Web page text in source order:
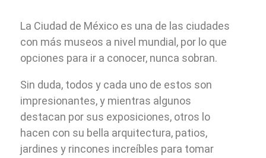
La Ciudad de México es una de las ciudades
con más museos a nivel mundial, por lo que
opciones para ir a conocer, nunca sobran.
Sin duda, todos y cada uno de estos son
impresionantes, y mientras algunos
destacan por sus exposiciones, otros lo
hacen con su bella arquitectura, patios,
jardines y rincones increíbles para tomar